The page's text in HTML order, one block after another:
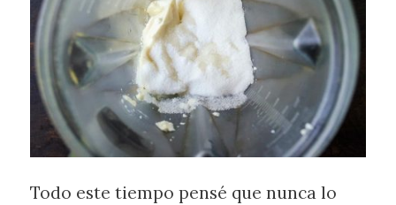
Todo este tiempo pensé que nunca lo